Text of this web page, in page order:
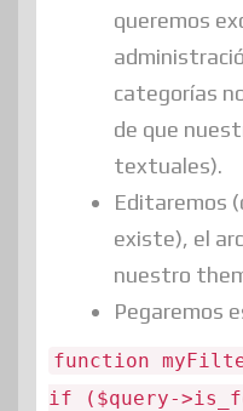
queremos
categorías
de que
textuales).
Editaremos
existe), el
nuestro
Pegaremos
function
if ($query-